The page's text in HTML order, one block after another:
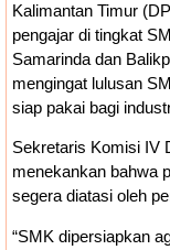
Kalimantan Timur
pengajar di tingkat
Samarinda dan
mengingat lulusan
siap pakai bagi
Sekretaris Komisi IV
menekankan bahwa
segera diatasi oleh
“SMK dipersiapkan